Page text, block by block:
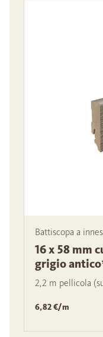
Battiscopa a
16 x 58 mm
grigio
2,2 m pellicola
6,82 €/m